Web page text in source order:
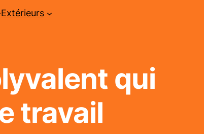
Extérieurs
qui
travail